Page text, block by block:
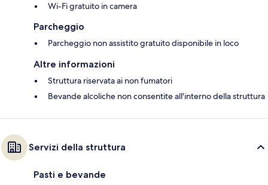
Wi-Fi gratuito in camera
Parcheggio
Parcheggio non assistito gratuito disponibile in loco
Altre informazioni
Struttura riservata ai non fumatori
Bevande alcoliche non consentite all'interno della struttura
Servizi della struttura
Pasti e bevande